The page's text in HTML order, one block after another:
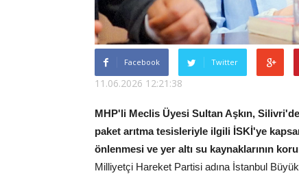
Facebook Twitter
11.06.2026 12:21:38
MHP'li Meclis Üyesi Sultan Aşkın,
paket arıtma tesisleriyle ilgili İSKİ'ye
önlenmesi ve yer altı su kaynaklarının
Milliyetçi Hareket Partisi adına İstanbul